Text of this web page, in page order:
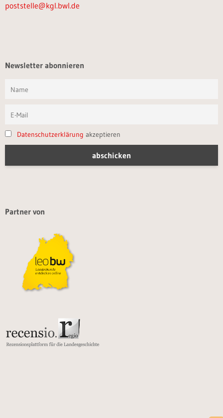
poststelle@kgl.bwl.de
Newsletter abonnieren
Datenschutzerklärung akzeptieren
Partner von